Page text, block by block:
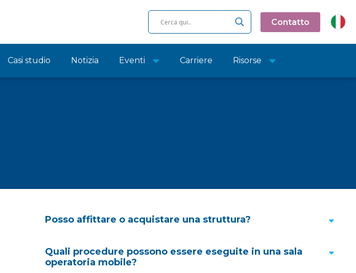
Contatto
Casi studio Notizia Eventi Carriere Risorse
Posso affittare o acquistare una struttura?
appalti
Quali procedure possono essere eseguite in una sala
operatoria mobile?